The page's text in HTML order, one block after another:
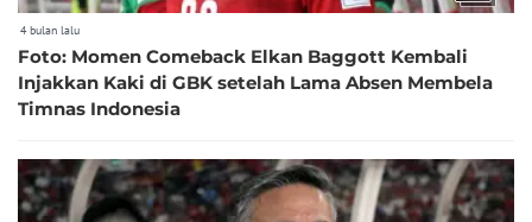
4 bulan lalu
Foto: Momen Comeback Elkan Baggott Kembali
Injakkan Kaki di GBK setelah Lama Absen Membela
Timnas Indonesia